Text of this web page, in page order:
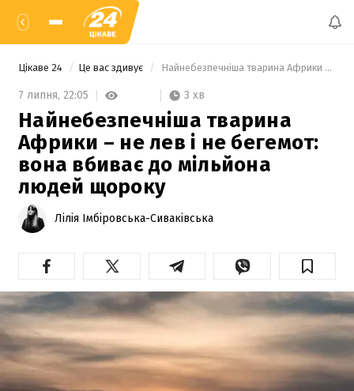
Цікаве 24 Це вас здивує Найнебезпечніша тварина Африки – не лев і не бегемот: вона вбиває до мільйона людей щороку
7 липня, 22:05 3 хв
Найнебезпечніша тварина
Африки – не лев і не бегемот:
вона вбиває до мільйона
людей щороку
Лілія Імбіровська-Сиваківська